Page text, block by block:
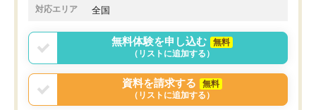
対応エリア 全国
無料体験を申し込む
無料
（リストに追加する）
資料を請求する
無料
（リストに追加する）